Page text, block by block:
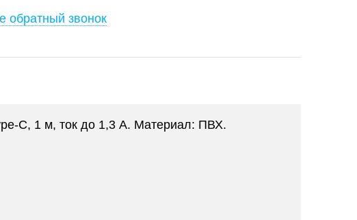
обратный звонок
C, 1 м, ток до 1,3 А. Материал: ПВХ.